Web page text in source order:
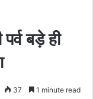
बड़े ही
37 1 minute read